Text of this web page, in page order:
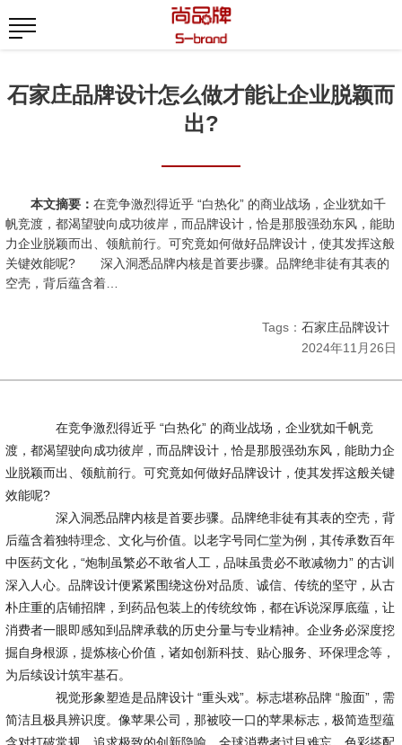
石家庄品牌设计怎么做才能让企业脱颖而
出?
本文摘要： 在竞争激烈得近乎 “白热化” 的商业战场，企业犹如千
帆竞渡，都渴望驶向成功彼岸，而品牌设计，恰是那股强劲东风，能助
力企业脱颖而出、领航前行。可究竟如何做好品牌设计，使其发挥这般
关键效能呢? 深入洞悉品牌内核是首要步骤。品牌绝非徒有其表的
空壳，背后蕴含着…
Tags： 石家庄品牌设计
2024年11月26日
在竞争激烈得近乎 “白热化” 的商业战场，企业犹如千帆竞
渡，都渴望驶向成功彼岸，而品牌设计，恰是那股强劲东风，能助力企
业脱颖而出、领航前行。可究竟如何做好品牌设计，使其发挥这般关键
效能呢?
深入洞悉品牌内核是首要步骤。品牌绝非徒有其表的空壳，背
后蕴含着独特理念、文化与价值。以老字号同仁堂为例，其传承数百年
中医药文化，“炮制虽繁必不敢省人工，品味虽贵必不敢减物力” 的古训
深入人心。品牌设计便紧紧围绕这份对品质、诚信、传统的坚守，从古
朴庄重的店铺招牌，到药品包装上的传统纹饰，都在诉说深厚底蕴，让
消费者一眼即感知到品牌承载的历史分量与专业精神。企业务必深度挖
掘自身根源，提炼核心价值，诸如创新科技、贴心服务、环保理念等，
为后续设计筑牢基石。
视觉形象塑造是品牌设计 “重头戏”。标志堪称品牌 “脸面”，需
简洁且极具辨识度。像苹果公司，那被咬一口的苹果标志，极简造型蕴